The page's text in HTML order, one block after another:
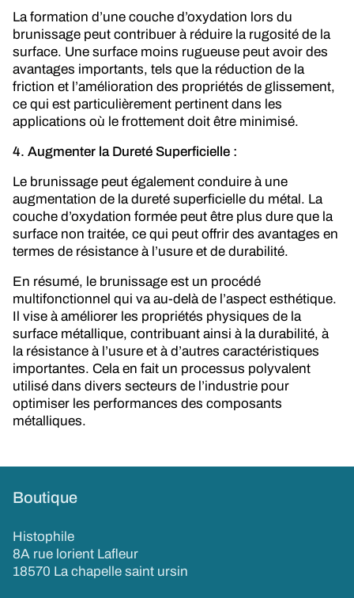
La formation d’une couche d’oxydation lors du
brunissage peut contribuer à réduire la rugosité de la
surface. Une surface moins rugueuse peut avoir des
avantages importants, tels que la réduction de la
friction et l’amélioration des propriétés de glissement,
ce qui est particulièrement pertinent dans les
applications où le frottement doit être minimisé.
4. Augmenter la Dureté Superficielle :
Le brunissage peut également conduire à une
augmentation de la dureté superficielle du métal. La
couche d’oxydation formée peut être plus dure que la
surface non traitée, ce qui peut offrir des avantages en
termes de résistance à l’usure et de durabilité.
En résumé, le brunissage est un procédé
multifonctionnel qui va au-delà de l’aspect esthétique.
Il vise à améliorer les propriétés physiques de la
surface métallique, contribuant ainsi à la durabilité, à
la résistance à l’usure et à d’autres caractéristiques
importantes. Cela en fait un processus polyvalent
utilisé dans divers secteurs de l’industrie pour
optimiser les performances des composants
métalliques.
Boutique
Histophile
8A rue lorient Lafleur
18570 La chapelle saint ursin